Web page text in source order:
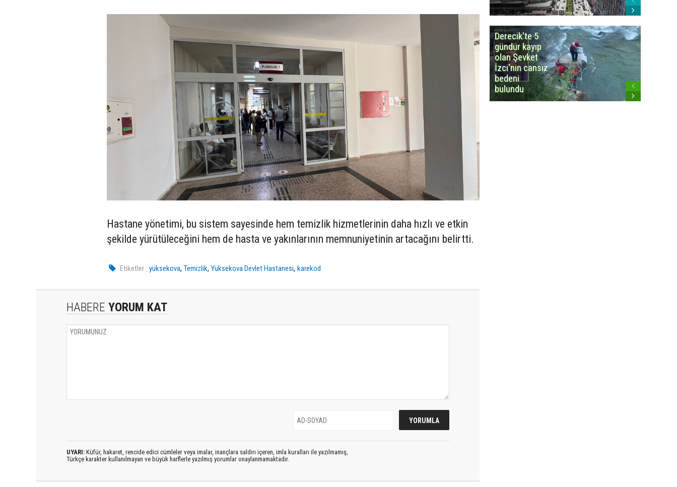
Hastane yönetimi, bu sistem sayesinde hem temizlik hizmetlerinin daha hızlı ve etkin
şekilde yürütüleceğini hem de hasta ve yakınlarının memnuniyetinin artacağını belirtti.
Etiketler : yüksekova,Temizlik,Yüksekova Devlet Hastanesi,karekod
HABERE YORUM KAT
UYARI: Küfür, hakaret, rencide edici cümleler veya imalar, inançlara saldırı içeren, imla kuralları ile yazılmamış,
Türkçe karakter kullanılmayan ve büyük harflerle yazılmış yorumlar onaylanmamaktadır.
Derecik'te 5
gündür kayıp
olan Şevket
İzci'nin cansız
bedeni
bulundu